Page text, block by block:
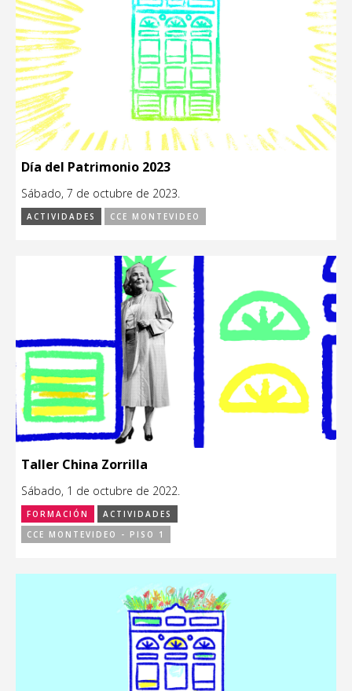
Día del Patrimonio 2023
Sábado, 7 de octubre de 2023.
ACTIVIDADES CCE MONTEVIDEO
Taller China Zorrilla
Sábado, 1 de octubre de 2022.
FORMACIÓN
ACTIVIDADES
CCE MONTEVIDEO - PISO 1